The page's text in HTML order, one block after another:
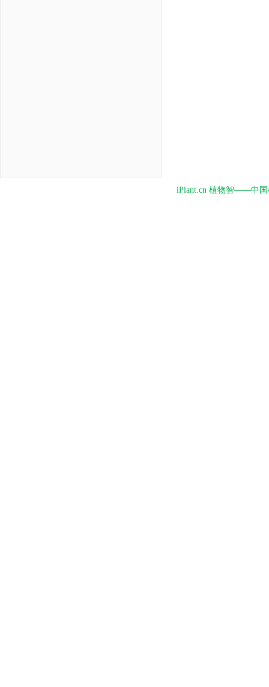
iPlant.cn 植物智——中国